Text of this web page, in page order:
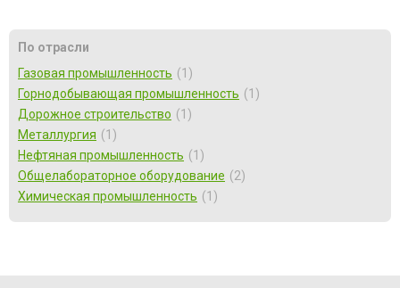
По отрасли
Газовая промышленность
1
Горнодобывающая промышленность
1
Дорожное строительство
1
Металлургия
1
Нефтяная промышленность
1
Общелабораторное оборудование
2
Химическая промышленность
1